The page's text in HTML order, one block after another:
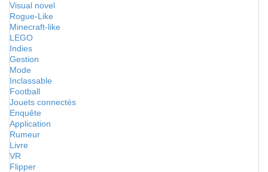
Visual novel
Rogue-Like
Minecraft-like
LEGO
Indies
Gestion
Mode
Inclassable
Football
Jouets connectés
Enquête
Application
Rumeur
Livre
VR
Flipper